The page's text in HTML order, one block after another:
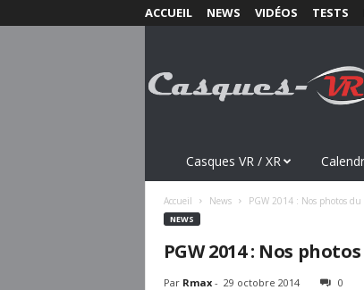
ACCUEIL NEWS VIDÉOS TESTS
s
Casques VR / XR
Accueil News PGW 2014 : Nos photos
NEWS
PGW 2014 : Nos
Par Rmax- 29 octobre 2014 0